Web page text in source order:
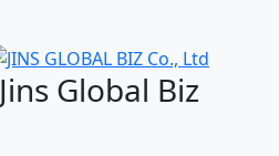
Jins Global Biz